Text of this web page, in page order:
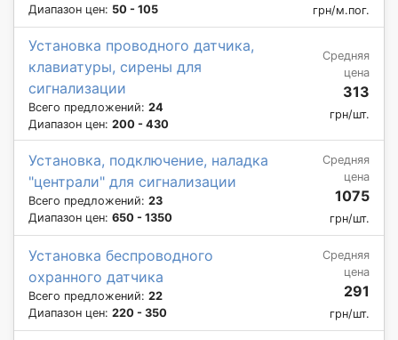
Диапазон цен: 50 - 105 грн/м.пог.
Установка проводного датчика,
клавиатуры, сирены для
сигнализации
Всего предложений: 24
Диапазон цен: 200 - 430
Средняя
цена
313
грн/шт.
Установка, подключение, наладка
"централи" для сигнализации
Всего предложений: 23
Диапазон цен: 650 - 1350
Средняя
цена
1075
грн/шт.
Установка беспроводного
охранного датчика
Всего предложений: 22
Диапазон цен: 220 - 350
Средняя
цена
291
грн/шт.